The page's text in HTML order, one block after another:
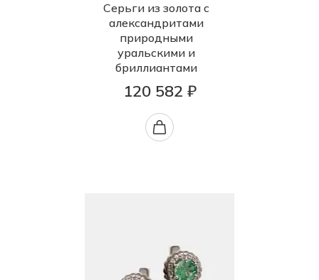
Серьги из золота с
александритами
природными
уральскими и
бриллиантами
120 582 ₽